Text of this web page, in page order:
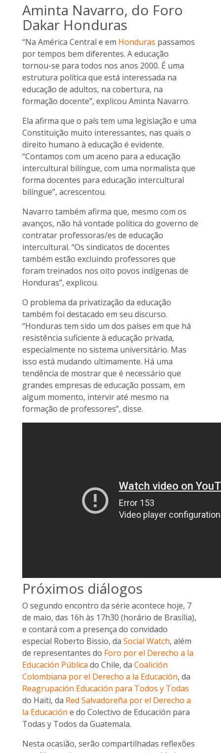
Aminta Navarro, do Foro
Dakar Honduras
“Na América Central e em Honduras passamos
por tempos bem diferentes. A educação
tornou-se para todos nos anos 2000. É uma
estrutura política que está interessada na
educação de adultos, na cobertura, na
formação docente”, explicou Aminta Navarro.
Ela afirma que o país tem uma legislação e uma
Constituição muito interessantes, nas quais o
direito humano à educação é evidente.
“Contamos com um aceno para a educação
intercultural bilíngue, com uma normalista que
forma docentes para educação intercultural
bilíngue”, acrescentou.
Navarro também afirma que, mesmo com os
avanços, não há vontade política do governo de
contratar professoras/es de educação
intercultural. “Os sindicatos de docentes
também estão excluindo professores que
foram treinados nos oito povos indígenas de
Honduras”, explicou.
O problema da privatização da educação
também foi destacado em seu discurso.
“Honduras tem sido um dos países em que há
resistência suficiente à educação privada,
especialmente no sistema universitário. Mas
isso está mudando ultimamente. Há uma
tendência de mostrar que é necessário que
grandes empresas de educação possam, em
algum momento, intervir até mesmo na
formação de professores”, disse.
Próximos diálogos
O segundo encontro da série acontece hoje, 7
de maio, das 16h às 17h30 (horário de Brasília),
e contará com a presença do convidado
especial Roberto Bissio, da Social Watch, além
de representantes do Foro por el Derecho a la
Educación Pública do Chile, da Coalición
Colombiana por el Derecho a la Educación, da
Reagrupación Educación para Todos y Todas
do Haiti, da Red Salvadoreña por el Derecho a
la Educación e do Colectivo de Educación para
Todas y Todos da Guatemala.
Nesta ocasião, serão compartilhadas reflexões